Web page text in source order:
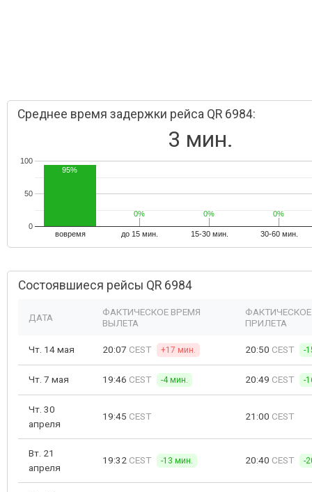
Среднее время задержки рейса QR 6984:
3 мин.
вовремя до 15 мин. 15-30 мин. 30-60 мин.
0
50
100
95%
0%
0% 0%
0% 0%
0%
Состоявшиеся рейсы QR 6984
ДАТА
ФАКТИЧЕСКОЕ ВРЕМЯ
ВЫЛЕТА
ПРИЛЕТА
Чт. 14 мая 20:07 CEST +17 мин. 20:50 CEST -
Чт. 7 мая 19:46 CEST -4 мин. 20:49 CEST -
Чт. 30
апреля
19:45 CEST 21:00 CEST
Вт. 21
апреля
19:32 CEST -13 мин. 20:40 CEST -